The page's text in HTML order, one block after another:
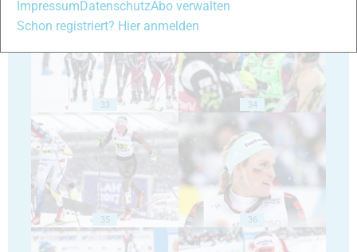
33 34
35 36
ImpressumDatenschutzAbo verwalten
Schon registriert? Hier anmelden